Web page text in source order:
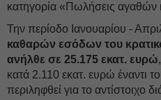
κατηγορία «Πωλήσεις αγαθών
Την περίοδο Ιανουαρίου -
καθαρών εσόδων του
ανήλθε σε 25.175 εκατ. ευρώ
κατά 2.110 εκατ. ευρώ έναντι
περιληφθεί για το αντίστοιχο